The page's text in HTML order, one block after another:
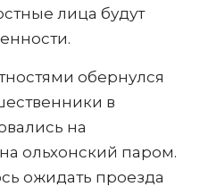
лица будут
обернулся
в
на
ольхонский паром.
ожидать проезда